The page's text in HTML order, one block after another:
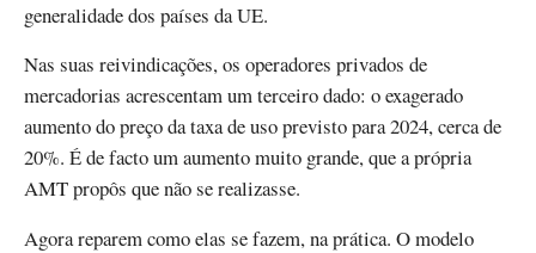
generalidade dos países da UE.
Nas suas reivindicações, os operadores privados de
mercadorias acrescentam um terceiro dado: o exagerado
aumento do preço da taxa de uso previsto para 2024, cerca de
20%. É de facto um aumento muito grande, que a própria
AMT propôs que não se realizasse.
Agora reparem como elas se fazem, na prática. O modelo